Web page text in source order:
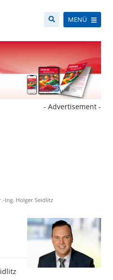
MENÜ
- Advertisement -
Ing. Holger Seidlitz